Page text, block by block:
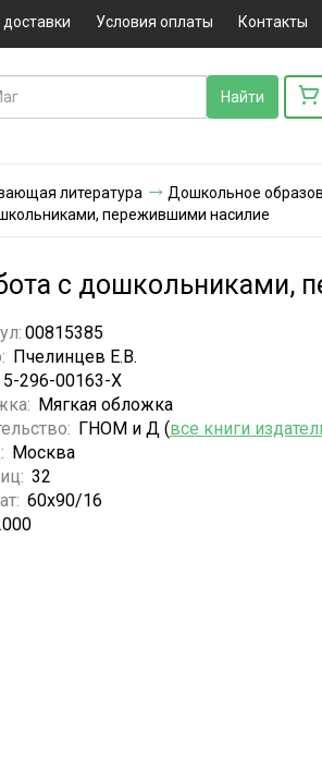
Условия оплаты Контакты
литература Дошкольное
пережившими насилие
с дошкольниками,
00815385
Пчелинцев Е.В.
5-296-00163-X
Мягкая обложка
ГНОМ и Д (все книги
Москва
32
60х90/16